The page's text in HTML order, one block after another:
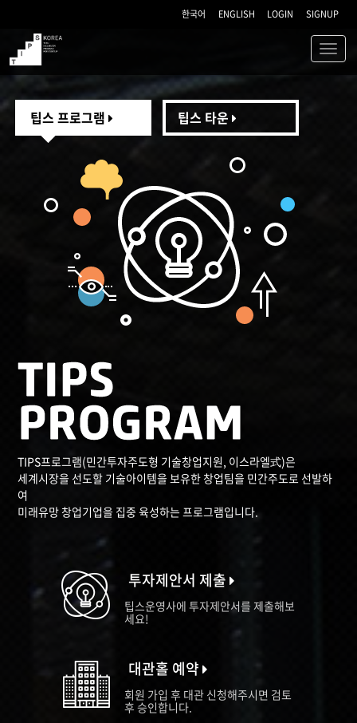
한국어 ENGLISH LOGIN SIGNUP
TIPS
팁스 프로그램 팁스 타운
TIPS프로그램(민간투자주도형 기술창업지원, 이스라엘式)은
세계시장을 선도할 기술아이템을 보유한 창업팀을 민간주도로 선발하
여
미래유망 창업기업을 집중 육성하는 프로그램입니다.
투자제안서 제출
팁스운영사에 투자제안서를 제출해보
세요!
대관홀 예약
회원 가입 후 대관 신청해주시면 검토
후 승인합니다.